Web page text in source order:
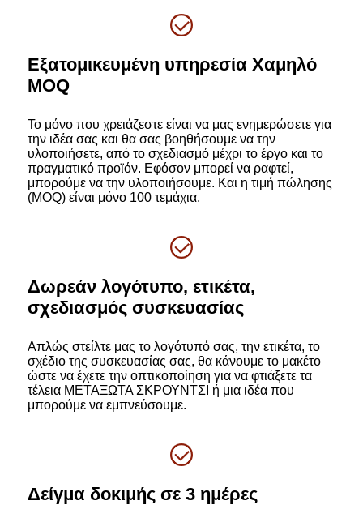
Εξατομικευμένη υπηρεσία Χαμηλό
MOQ
Το μόνο που χρειάζεστε είναι να μας ενημερώσετε για
την ιδέα σας και θα σας βοηθήσουμε να την
υλοποιήσετε, από το σχεδιασμό μέχρι το έργο και το
πραγματικό προϊόν. Εφόσον μπορεί να ραφτεί,
μπορούμε να την υλοποιήσουμε. Και η τιμή πώλησης
(MOQ) είναι μόνο 100 τεμάχια.
Δωρεάν λογότυπο, ετικέτα,
σχεδιασμός συσκευασίας
Απλώς στείλτε μας το λογότυπό σας, την ετικέτα, το
σχέδιο της συσκευασίας σας, θα κάνουμε το μακέτο
ώστε να έχετε την οπτικοποίηση για να φτιάξετε τα
τέλεια ΜΕΤΑΞΩΤΑ ΣΚΡΟΥΝΤΣΙ ή μια ιδέα που
μπορούμε να εμπνεύσουμε.
Δείγμα δοκιμής σε 3 ημέρες